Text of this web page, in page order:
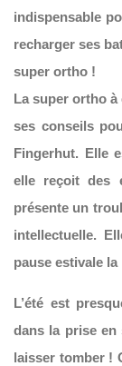
indispensable
recharger ses
super ortho !
La super ortho
ses conseils
Fingerhut. Elle
elle reçoit des
présente un
intellectuelle.
pause estivale
L’été est
dans la prise en
laisser tomber !